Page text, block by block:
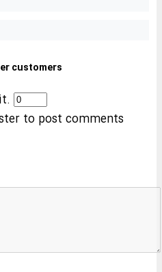
customers
to post comments